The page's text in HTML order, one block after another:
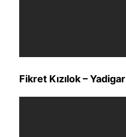
Fikret Kızılok – Yadigar